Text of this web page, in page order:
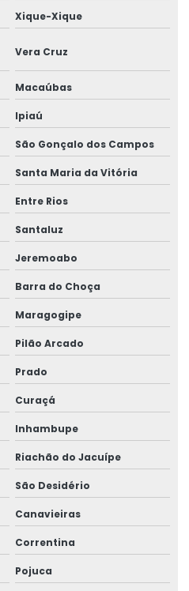
preço
ampliação
sanitário
atividades agrícolas
atividades agropecuárias
Xique-Xique
Vera Cruz
Macaúbas
Ipiaú
São Gonçalo dos Campos
Santa Maria da Vitória
Entre Rios
Santaluz
Jeremoabo
Barra do Choça
Maragogipe
Pilão Arcado
Prado
Curaçá
Inhambupe
Riachão do Jacuípe
São Desidério
Canavieiras
Correntina
Pojuca